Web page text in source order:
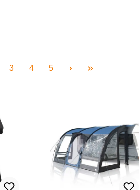
Page
3 Page
4 Page
5